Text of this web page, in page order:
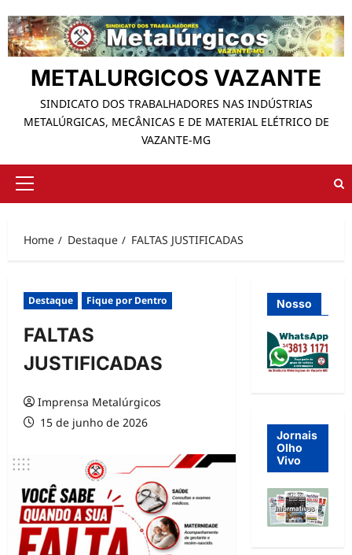
to
content
METALURGICOS VAZANTE
SINDICATO DOS TRABALHADORES NAS INDÚSTRIAS
METALÚRGICAS, MECÂNICAS E DE MATERIAL ELÉTRICO DE
VAZANTE-MG
Primary
Home Destaque FALTAS JUSTIFICADAS
Destaque Fique por Dentro
FALTAS
JUSTIFICADAS
Imprensa Metalúrgicos
15 de junho de 2026
Nosso
Jornais
Olho
Vivo